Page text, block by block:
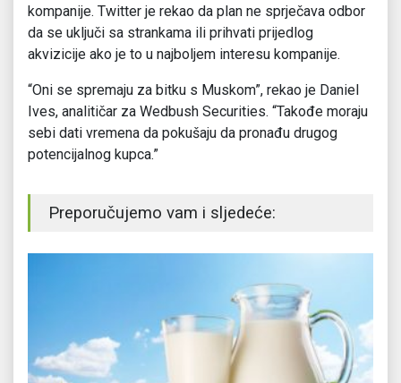
kompanije. Twitter je rekao da plan ne sprječava odbor
da se uključi sa strankama ili prihvati prijedlog
akvizicije ako je to u najboljem interesu kompanije.
“Oni se spremaju za bitku s Muskom”, rekao je Daniel
Ives, analitičar za Wedbush Securities. “Takođe moraju
sebi dati vremena da pokušaju da pronađu drugog
potencijalnog kupca.”
Preporučujemo vam i sljedeće: